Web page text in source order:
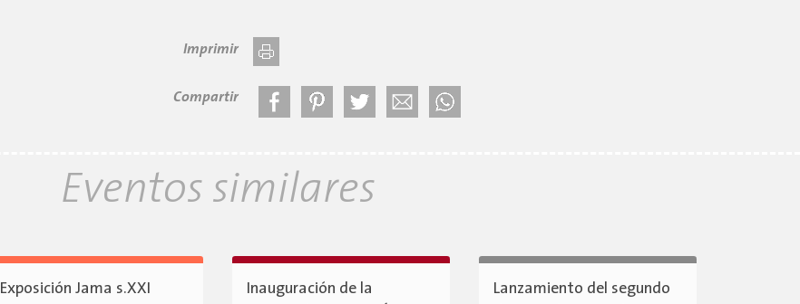
Imprimir
Compartir
Eventos similares
Exposición Jama s.XXI
Inauguración de la
Lanzamiento del segundo